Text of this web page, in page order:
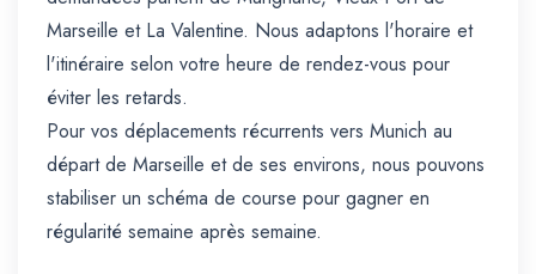
Marseille et La Valentine. Nous adaptons l'horaire et
l'itinéraire selon votre heure de rendez-vous pour
éviter les retards.
Pour vos déplacements récurrents vers Munich au
départ de Marseille et de ses environs, nous pouvons
stabiliser un schéma de course pour gagner en
régularité semaine après semaine.